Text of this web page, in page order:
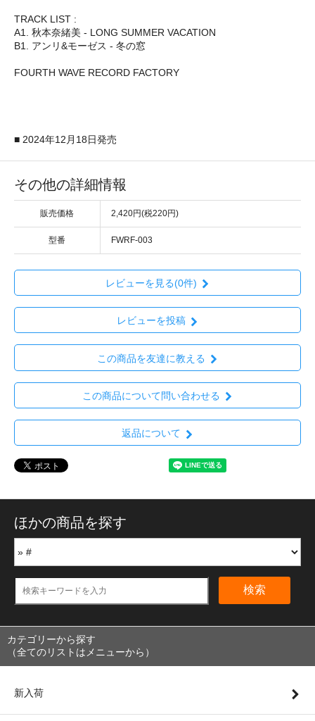
TRACK LIST :
A1. 秋本奈緒美 - LONG SUMMER VACATION
B1. アンリ&モーゼス - 冬の窓
FOURTH WAVE RECORD FACTORY
■ 2024年12月18日発売
その他の詳細情報
販売価格 2,420円(税220円)
型番 FWRF-003
レビューを見る(0件)
レビューを投稿
この商品を友達に教える
この商品について問い合わせる
返品について
ほかの商品を探す
検索
カテゴリーから探す
（全てのリストはメニューから）
新入荷